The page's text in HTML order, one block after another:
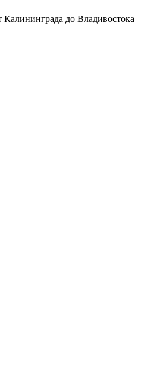
Калининграда до Владивостока